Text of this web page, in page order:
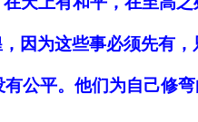
因为这些事必须先有
公平。他们为自己修